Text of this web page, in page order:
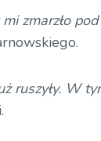
zmarzło
ruszyły. W